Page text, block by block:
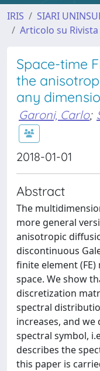
IRIS SIARI
Articolo su Rivista
Space-time
the
any
Garoni, Carlo;
2018-01-01
Abstract
The
more general
anisotropic
discontinuous
finite element
space. We show
discretization
spectral
increases, and
spectral symbol,
describes the
this paper is